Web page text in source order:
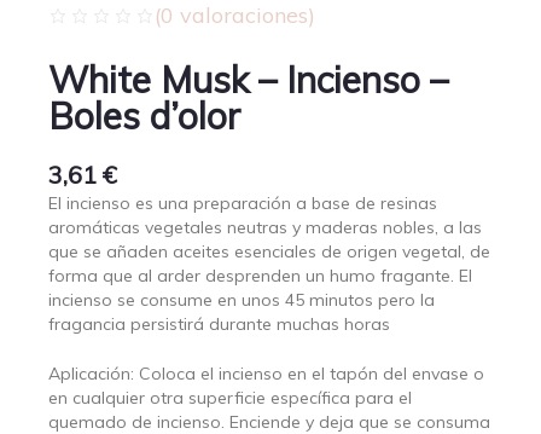
(0 valoraciones)
White Musk – Incienso –
Boles d’olor
3,61 €
El incienso es una preparación a base de resinas
aromáticas vegetales neutras y maderas nobles, a las
que se añaden aceites esenciales de origen vegetal, de
forma que al arder desprenden un humo fragante. El
incienso se consume en unos 45 minutos pero la
fragancia persistirá durante muchas horas
Aplicación: Coloca el incienso en el tapón del envase o
en cualquier otra superficie específica para el
quemado de incienso. Enciende y deja que se consuma